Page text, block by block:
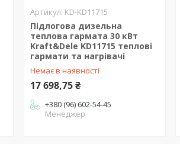
KD-KD11715
Підлогова дизельна
теплова гармата 30 кВт
Kraft&Dele KD11715 теплові
гармати та нагрівачі
Немає в наявності
17 698,75 ₴
+380 (96) 602-54-45
Менеджер